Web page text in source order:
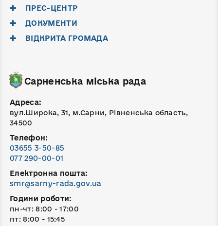
ПРЕС-ЦЕНТР
ДОКУМЕНТИ
ВІДКРИТА ГРОМАДА
Сарненська міська рада
Адреса:
вул.Широка, 31, м.Сарни, Рівненська область,
34500
Телефон:
03655 3-50-85
077 290-00-01
Електронна пошта:
smr@sarny-rada.gov.ua
Години роботи:
пн-чт: 8:00 - 17:00
пт: 8:00 - 15:45